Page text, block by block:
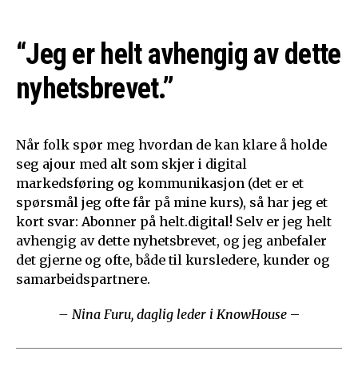
“Jeg er helt avhengig av dette
nyhetsbrevet.”
Når folk spør meg hvordan de kan klare å holde
seg ajour med alt som skjer i digital
markedsføring og kommunikasjon (det er et
spørsmål jeg ofte får på mine kurs), så har jeg et
kort svar: Abonner på helt.digital! Selv er jeg helt
avhengig av dette nyhetsbrevet, og jeg anbefaler
det gjerne og ofte, både til kursledere, kunder og
samarbeidspartnere.
– Nina Furu, daglig leder i KnowHouse –